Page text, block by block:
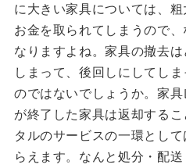
に大きい家具については、
お金を取られてしまうので
なりますよね。家具の撤去
しまって、後回しにしてし
のではないでしょうか。家
が終了した家具は返却する
タルのサービスの一環とし
らえます。なんと処分・配